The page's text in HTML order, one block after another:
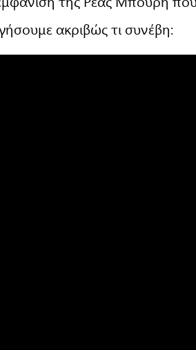
ακριβώς τι συνέβη: